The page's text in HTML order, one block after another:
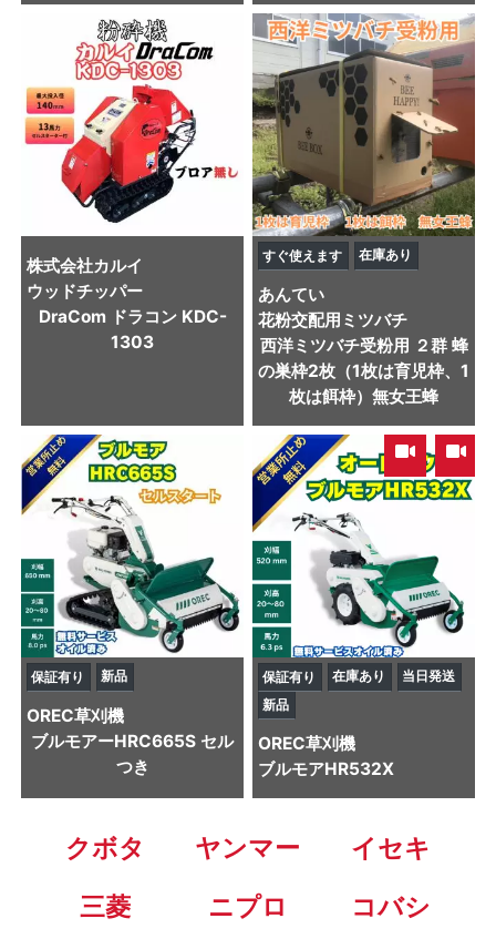
株式会社カルイ
ウッドチッパー
DraCom ドラコン KDC-
1303
すぐ使えます 在庫あり
あんてい
花粉交配用ミツバチ
西洋ミツバチ受粉用 ２群 蜂
の巣枠2枚（1枚は育児枠、1
枚は餌枠）無女王蜂
保証有り 新品
OREC草刈機
ブルモアーHRC665S セル
つき
,
保証有り 在庫あり
当日発送
新品
OREC草刈機
ブルモアHR532X
クボタ ヤンマー
イセキ
三菱
ニプロ コバシ